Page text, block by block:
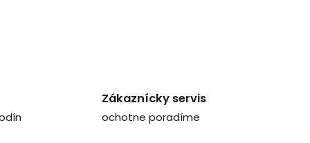
Zákaznícky servis
ochotne poradíme